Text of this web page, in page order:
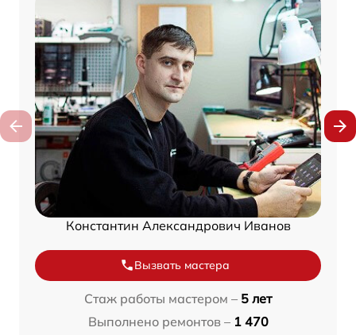
Константин Александрович Иванов
Вызвать мастера
Стаж работы мастером – 5 лет
Выполнено ремонтов – 1 470